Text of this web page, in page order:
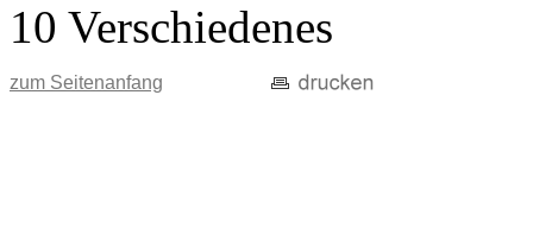
10 Verschiedenes
zum Seitenanfang